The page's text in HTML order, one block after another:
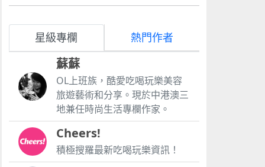
星級專欄 熱門作者
蘇蘇
OL上班族，酷愛吃喝玩樂美容
旅遊藝術和分享。現於中港澳三
地兼任時尚生活專欄作家。
Cheers!
積極搜羅最新吃喝玩樂資訊！